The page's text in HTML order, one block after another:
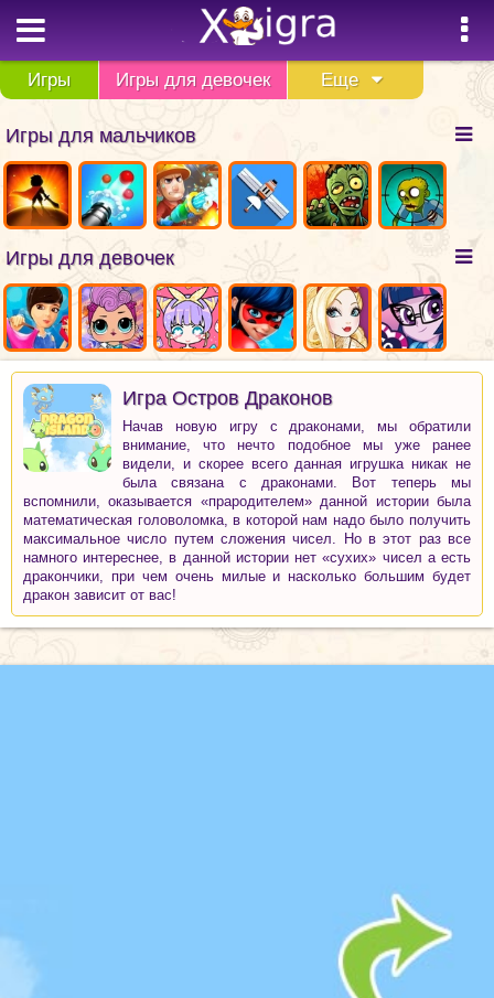
Игры Игры для девочек Еще
Игры для мальчиков
Игры для девочек
Игра Остров Драконов
Начав новую игру с драконами, мы обратили
внимание, что нечто подобное мы уже ранее
видели, и скорее всего данная игрушка никак не
была связана с драконами. Вот теперь мы
вспомнили, оказывается «прародителем» данной истории была
математическая головоломка, в которой нам надо было получить
максимальное число путем сложения чисел. Но в этот раз все
намного интереснее, в данной истории нет «сухих» чисел а есть
дракончики, при чем очень милые и насколько большим будет
дракон зависит от вас!